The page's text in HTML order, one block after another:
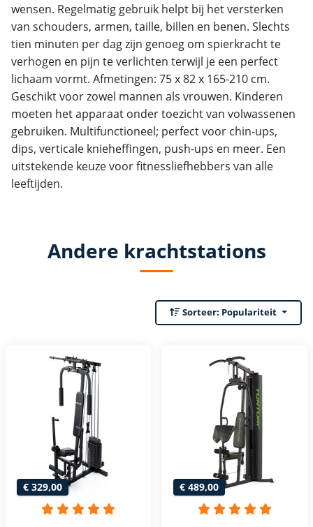
wensen. Regelmatig gebruik helpt bij het versterken
van schouders, armen, taille, billen en benen. Slechts
tien minuten per dag zijn genoeg om spierkracht te
verhogen en pijn te verlichten terwijl je een perfect
lichaam vormt. Afmetingen: 75 x 82 x 165-210 cm.
Geschikt voor zowel mannen als vrouwen. Kinderen
moeten het apparaat onder toezicht van volwassenen
gebruiken. Multifunctioneel; perfect voor chin-ups,
dips, verticale knieheffingen, push-ups en meer. Een
uitstekende keuze voor fitnessliefhebbers van alle
leeftijden.
Andere krachtstations
Sorteer: Populariteit
€ 329,00 € 489,00